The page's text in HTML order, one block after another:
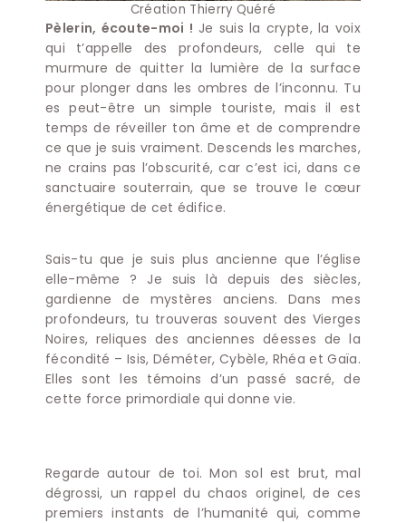
Création Thierry Quéré
Pèlerin, écoute-moi ! Je suis la crypte, la voix
qui t’appelle des profondeurs, celle qui te
murmure de quitter la lumière de la surface
pour plonger dans les ombres de l’inconnu. Tu
es peut-être un simple touriste, mais il est
temps de réveiller ton âme et de comprendre
ce que je suis vraiment. Descends les marches,
ne crains pas l’obscurité, car c’est ici, dans ce
sanctuaire souterrain, que se trouve le cœur
énergétique de cet édifice.
Sais-tu que je suis plus ancienne que l’église
elle-même ? Je suis là depuis des siècles,
gardienne de mystères anciens. Dans mes
profondeurs, tu trouveras souvent des Vierges
Noires, reliques des anciennes déesses de la
fécondité – Isis, Déméter, Cybèle, Rhéa et Gaïa.
Elles sont les témoins d’un passé sacré, de
cette force primordiale qui donne vie.
Regarde autour de toi. Mon sol est brut, mal
dégrossi, un rappel du chaos originel, de ces
premiers instants de l’humanité qui, comme